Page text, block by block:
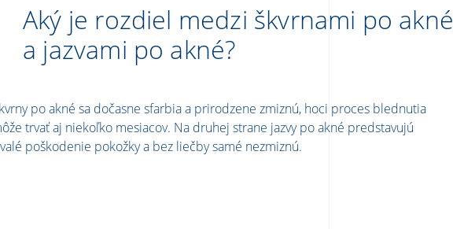
Aký je rozdiel medzi škvrnami po akné
a jazvami po akné?
po akné sa dočasne sfarbia a prirodzene zmiznú, hoci proces blednutia
trvať aj niekoľko mesiacov. Na druhej strane jazvy po akné predstavujú
poškodenie pokožky a bez liečby samé nezmiznú.